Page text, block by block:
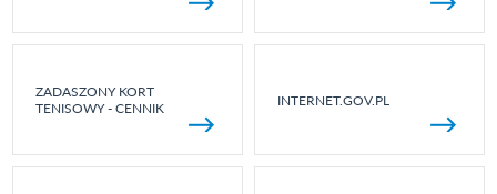
ZADASZONY KORT
TENISOWY - CENNIK
INTERNET.GOV.PL